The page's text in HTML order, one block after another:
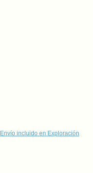
Envío incluido en Exploración